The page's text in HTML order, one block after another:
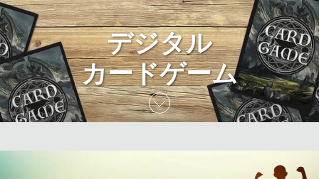
デジタル
カードゲーム